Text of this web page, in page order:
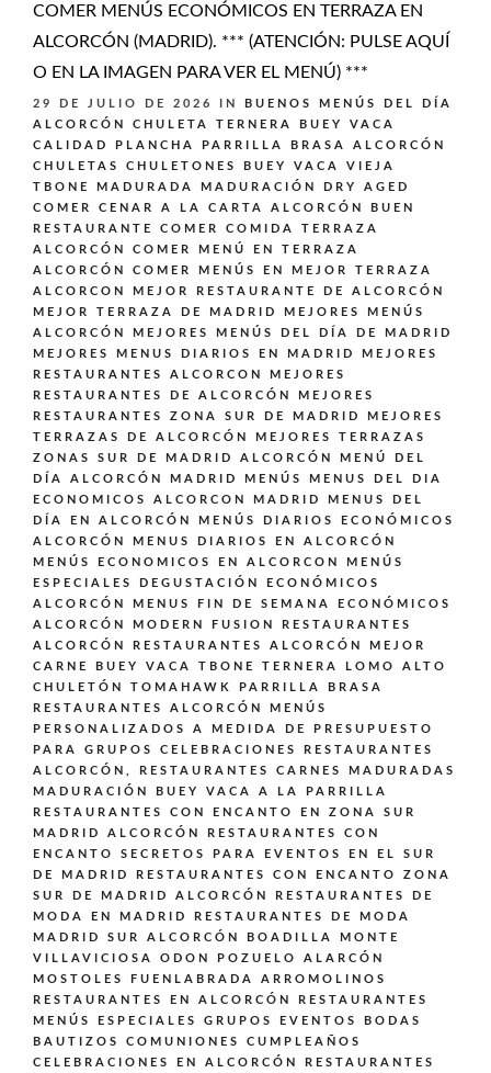
COMER MENÚS ECONÓMICOS EN TERRAZA EN
ALCORCÓN (MADRID). *** (ATENCIÓN: PULSE AQUÍ
O EN LA IMAGEN PARA VER EL MENÚ) ***
29 DE JULIO DE 2026 IN
BUENOS MENÚS DEL DÍA
ALCORCÓN
CHULETA TERNERA BUEY VACA
CALIDAD PLANCHA PARRILLA BRASA ALCORCÓN
CHULETAS CHULETONES BUEY VACA VIEJA
TBONE MADURADA MADURACIÓN DRY AGED
COMER CENAR A LA CARTA ALCORCÓN BUEN
RESTAURANTE
COMER COMIDA TERRAZA
ALCORCÓN
COMER MENÚ EN TERRAZA
ALCORCÓN
COMER MENÚS EN MEJOR TERRAZA
ALCORCON
MEJOR RESTAURANTE DE ALCORCÓN
MEJOR TERRAZA DE MADRID
MEJORES MENÚS
ALCORCÓN
MEJORES MENÚS DEL DÍA DE MADRID
MEJORES MENUS DIARIOS EN MADRID
MEJORES
RESTAURANTES ALCORCON
MEJORES
RESTAURANTES DE ALCORCÓN
MEJORES
RESTAURANTES ZONA SUR DE MADRID
MEJORES
TERRAZAS DE ALCORCÓN
MEJORES TERRAZAS
ZONAS SUR DE MADRID ALCORCÓN
MENÚ DEL
DÍA ALCORCÓN MADRID
MENÚS
MENUS DEL DIA
ECONOMICOS ALCORCON MADRID
MENUS DEL
DÍA EN ALCORCÓN
MENÚS DIARIOS ECONÓMICOS
ALCORCÓN
MENUS DIARIOS EN ALCORCÓN
MENÚS ECONOMICOS EN ALCORCON
MENÚS
ESPECIALES DEGUSTACIÓN ECONÓMICOS
ALCORCÓN
MENUS FIN DE SEMANA ECONÓMICOS
ALCORCÓN
MODERN FUSION
RESTAURANTES
ALCORCÓN
RESTAURANTES ALCORCÓN MEJOR
CARNE BUEY VACA TBONE TERNERA LOMO ALTO
CHULETÓN TOMAHAWK PARRILLA BRASA
RESTAURANTES ALCORCÓN MENÚS
PERSONALIZADOS A MEDIDA DE PRESUPUESTO
PARA GRUPOS CELEBRACIONES
RESTAURANTES
ALCORCÓN,
RESTAURANTES CARNES MADURADAS
MADURACIÓN BUEY VACA A LA PARRILLA
RESTAURANTES CON ENCANTO EN ZONA SUR
MADRID ALCORCÓN
RESTAURANTES CON
ENCANTO SECRETOS PARA EVENTOS EN EL SUR
DE MADRID
RESTAURANTES CON ENCANTO ZONA
SUR DE MADRID ALCORCÓN
RESTAURANTES DE
MODA EN MADRID
RESTAURANTES DE MODA
MADRID SUR ALCORCÓN BOADILLA MONTE
VILLAVICIOSA ODON POZUELO ALARCÓN
MOSTOLES FUENLABRADA ARROMOLINOS
RESTAURANTES EN ALCORCÓN
RESTAURANTES
MENÚS ESPECIALES GRUPOS EVENTOS BODAS
BAUTIZOS COMUNIONES CUMPLEAÑOS
CELEBRACIONES EN ALCORCÓN
RESTAURANTES